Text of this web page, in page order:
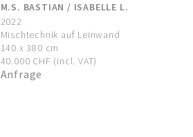
M.S. BASTIAN / ISABELLE L.
2022
Mischtechnik auf Leinwand
140 x 380 cm
40.000 CHF (incl. VAT)
Anfrage